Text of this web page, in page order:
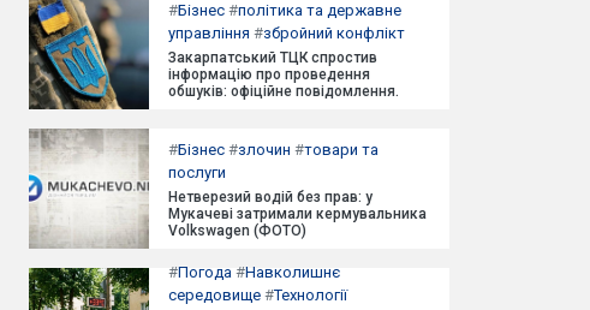
#Бізнес #політика та державне
управління #збройний конфлікт
Закарпатський ТЦК спростив
інформацію про проведення
обшуків: офіційне повідомлення.
#Бізнес #злочин #товари та
послуги
Нетверезий водій без прав: у
Мукачеві затримали кермувальника
Volkswagen (ФОТО)
#Погода #Навколишнє
середовище #Технології